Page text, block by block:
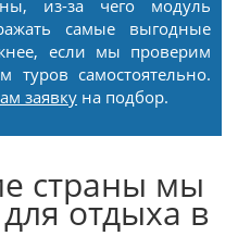
из-за чего модуль
самые выгодные
если мы проверим
самостоятельно.
заявку на подбор.
страны мы
отдыха в